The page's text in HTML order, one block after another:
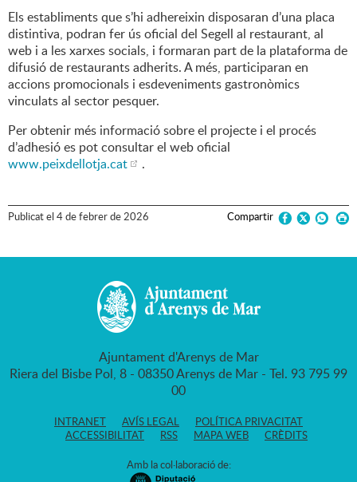
Els establiments que s’hi adhereixin disposaran d’una placa
distintiva, podran fer ús oficial del Segell al restaurant, al
web i a les xarxes socials, i formaran part de la plataforma de
difusió de restaurants adherits. A més, participaran en
accions promocionals i esdeveniments gastronòmics
vinculats al sector pesquer.
Per obtenir més informació sobre el projecte i el procés
d’adhesió es pot consultar el web oficial
www.peixdellotja.cat
.
Publicatel 4defebrerde2026 Compartir
Ajuntament d'Arenys de Mar
Riera del Bisbe Pol, 8 - 08350 Arenys de Mar - Tel. 93 795 99
00
INTRANET AVÍS LEGAL
POLÍTICA PRIVACITAT
ACCESSIBILITAT
RSS MAPA WEB CRÈDITS
Amb la col·laboració de: